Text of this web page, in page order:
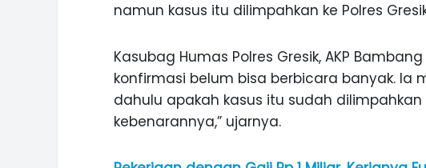
namun kasus itu dilimpahkan ke Polres
Kasubag Humas Polres Gresik, AKP
konfirmasi belum bisa berbicara banyak. Ia
dahulu apakah kasus itu sudah dilimpahkan
kebenarannya,” ujarnya.